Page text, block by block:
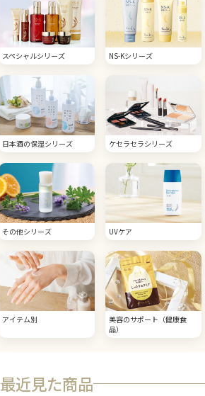
スペシャルシリーズ NS-Kシリーズ
日本酒の保湿シリーズ ケセラセラシリーズ
その他シリーズ UVケア
アイテム別
美容のサポート（健康食
品）
最近見た商品